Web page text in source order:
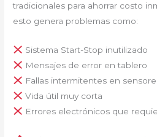
tradicionales para ahorrar costo
esto genera problemas como:
Sistema Start-Stop inutilizado
Mensajes de error en tablero
Fallas intermitentes en
Vida útil muy corta
Errores electrónicos que